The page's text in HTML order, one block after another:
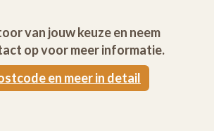
van jouw keuze en neem
op voor meer informatie.
en meer in detail